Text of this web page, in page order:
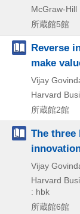
McGraw-Hill
所蔵館5館
Reverse
make
Vijay
Harvard
所蔵館2館
The
Vijay
Harvard
: hbk
所蔵館6館